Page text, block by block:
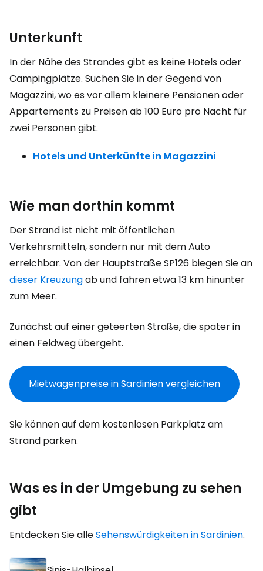
Unterkunft
In der Nähe des Strandes gibt es keine Hotels oder
Campingplätze. Suchen Sie in der Gegend von
Magazzini, wo es vor allem kleinere Pensionen oder
Appartements zu Preisen ab 100 Euro pro Nacht für
zwei Personen gibt.
Hotels und Unterkünfte in Magazzini
Wie man dorthin kommt
Der Strand ist nicht mit öffentlichen
Verkehrsmitteln, sondern nur mit dem Auto
erreichbar. Von der Hauptstraße SP126 biegen Sie an
dieser Kreuzungab und fahren etwa 13 km hinunter
zum Meer.
Zunächst auf einer geteerten Straße, die später in
einen Feldweg übergeht.
Mietwagenpreise in Sardinien vergleichen
Sie können auf dem kostenlosen Parkplatz am
Strand parken.
Was es in der Umgebung zu sehen
gibt
Entdecken Sie alleSehenswürdigkeiten in Sardinien.